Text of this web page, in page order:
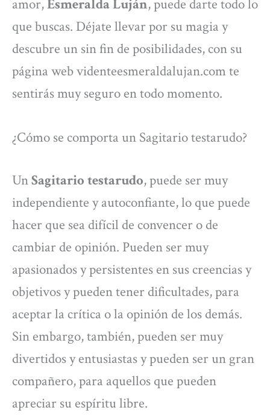
amor,Esmeralda Luján, puede darte todo lo
que buscas. Déjate llevar por su magia y
descubre un sin fin de posibilidades, con su
página web videnteesmeraldalujan.com te
sentirás muy seguro en todo momento.
¿Cómo se comporta un Sagitario testarudo?
UnSagitario testarudo, puede ser muy
independiente y autoconfiante, lo que puede
hacer que sea difícil de convencer o de
cambiar de opinión. Pueden ser muy
apasionados y persistentes en sus creencias y
objetivos y pueden tener dificultades, para
aceptar la crítica o la opinión de los demás.
Sin embargo, también, pueden ser muy
divertidos y entusiastas y pueden ser un gran
compañero, para aquellos que pueden
apreciar su espíritu libre.